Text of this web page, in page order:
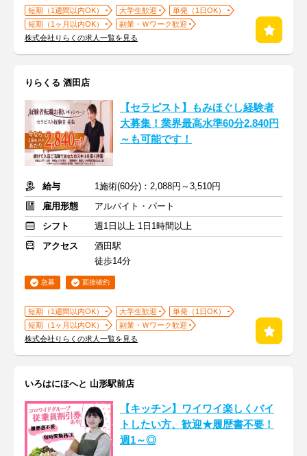
短期（1週間以内OK） 大学生歓迎
単発（1日OK）
短期（1ヶ月以内OK）
副業・Ｗワーク歓迎
株式会社りらくの求人一覧を見る
りらくる 酒田店
【セラピスト】もみほぐし経験者
大募集！業界最高水準60分2,840円
～も可能です！
給与
1施術(60分)：2,088円～3,510円
雇用形態
アルバイト・パート
シフト
週1日以上 1日1時間以上
アクセス
酒田駅
徒歩14分
急募 面接確約
短期（1週間以内OK） 大学生歓迎
単発（1日OK）
短期（1ヶ月以内OK）
副業・Ｗワーク歓迎
株式会社りらくの求人一覧を見る
いろはにほへと 山形駅前店
【キッチン】ワイワイ楽しくバイ
トしたい方、歓迎★履歴書不要！
週1～◎